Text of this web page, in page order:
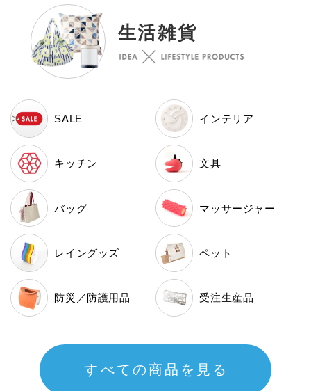
生活雑貨
SALE インテリア
キッチン 文具
バッグ マッサージャー
レイングッズ ペット
防災／防護用品 受注生産品
すべての商品を見る